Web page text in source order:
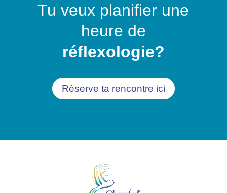
Tu veux planifier une
heure de
réflexologie?
Réserve ta rencontre ici